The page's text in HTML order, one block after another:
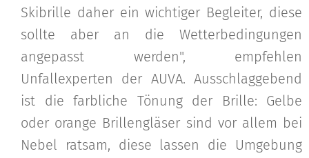
Skibrille daher ein wichtiger Begleiter, diese
sollte aber an die Wetterbedingungen
angepasst werden", empfehlen
Unfallexperten der AUVA. Ausschlaggebend
ist die farbliche Tönung der Brille: Gelbe
oder orange Brillengläser sind vor allem bei
Nebel ratsam, diese lassen die Umgebung